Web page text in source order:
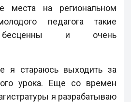
места на региональном
педагога такие
бесценны и очень
я стараюсь выходить за
урока. Еще со времен
я разрабатываю